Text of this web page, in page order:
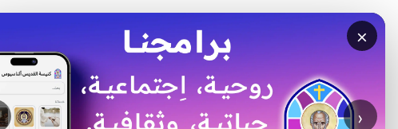
×
›
بحث في
الأكثر بحثًا: خبزنا